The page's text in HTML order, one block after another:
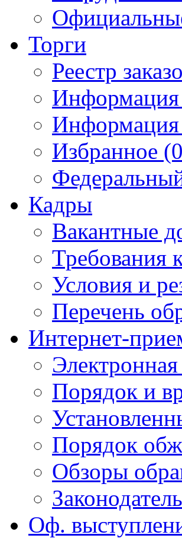
Торги
Реестр
Информация
Информация
Избранное
Кадры
Вакантные
Требования
Условия и
Перечень
Интернет-
Порядок и
Порядок
Обзоры
Оф.